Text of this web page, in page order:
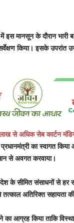
इस मानसून के दौरान भारी
किया। इसके उपरांत
लाख से अधिक सेब कार्टन
का स्वागत किया
से अवगत करवाया।
के सीमित संसाधनों से
तत्काल अतिरिक्त सहायता
किया ताकि